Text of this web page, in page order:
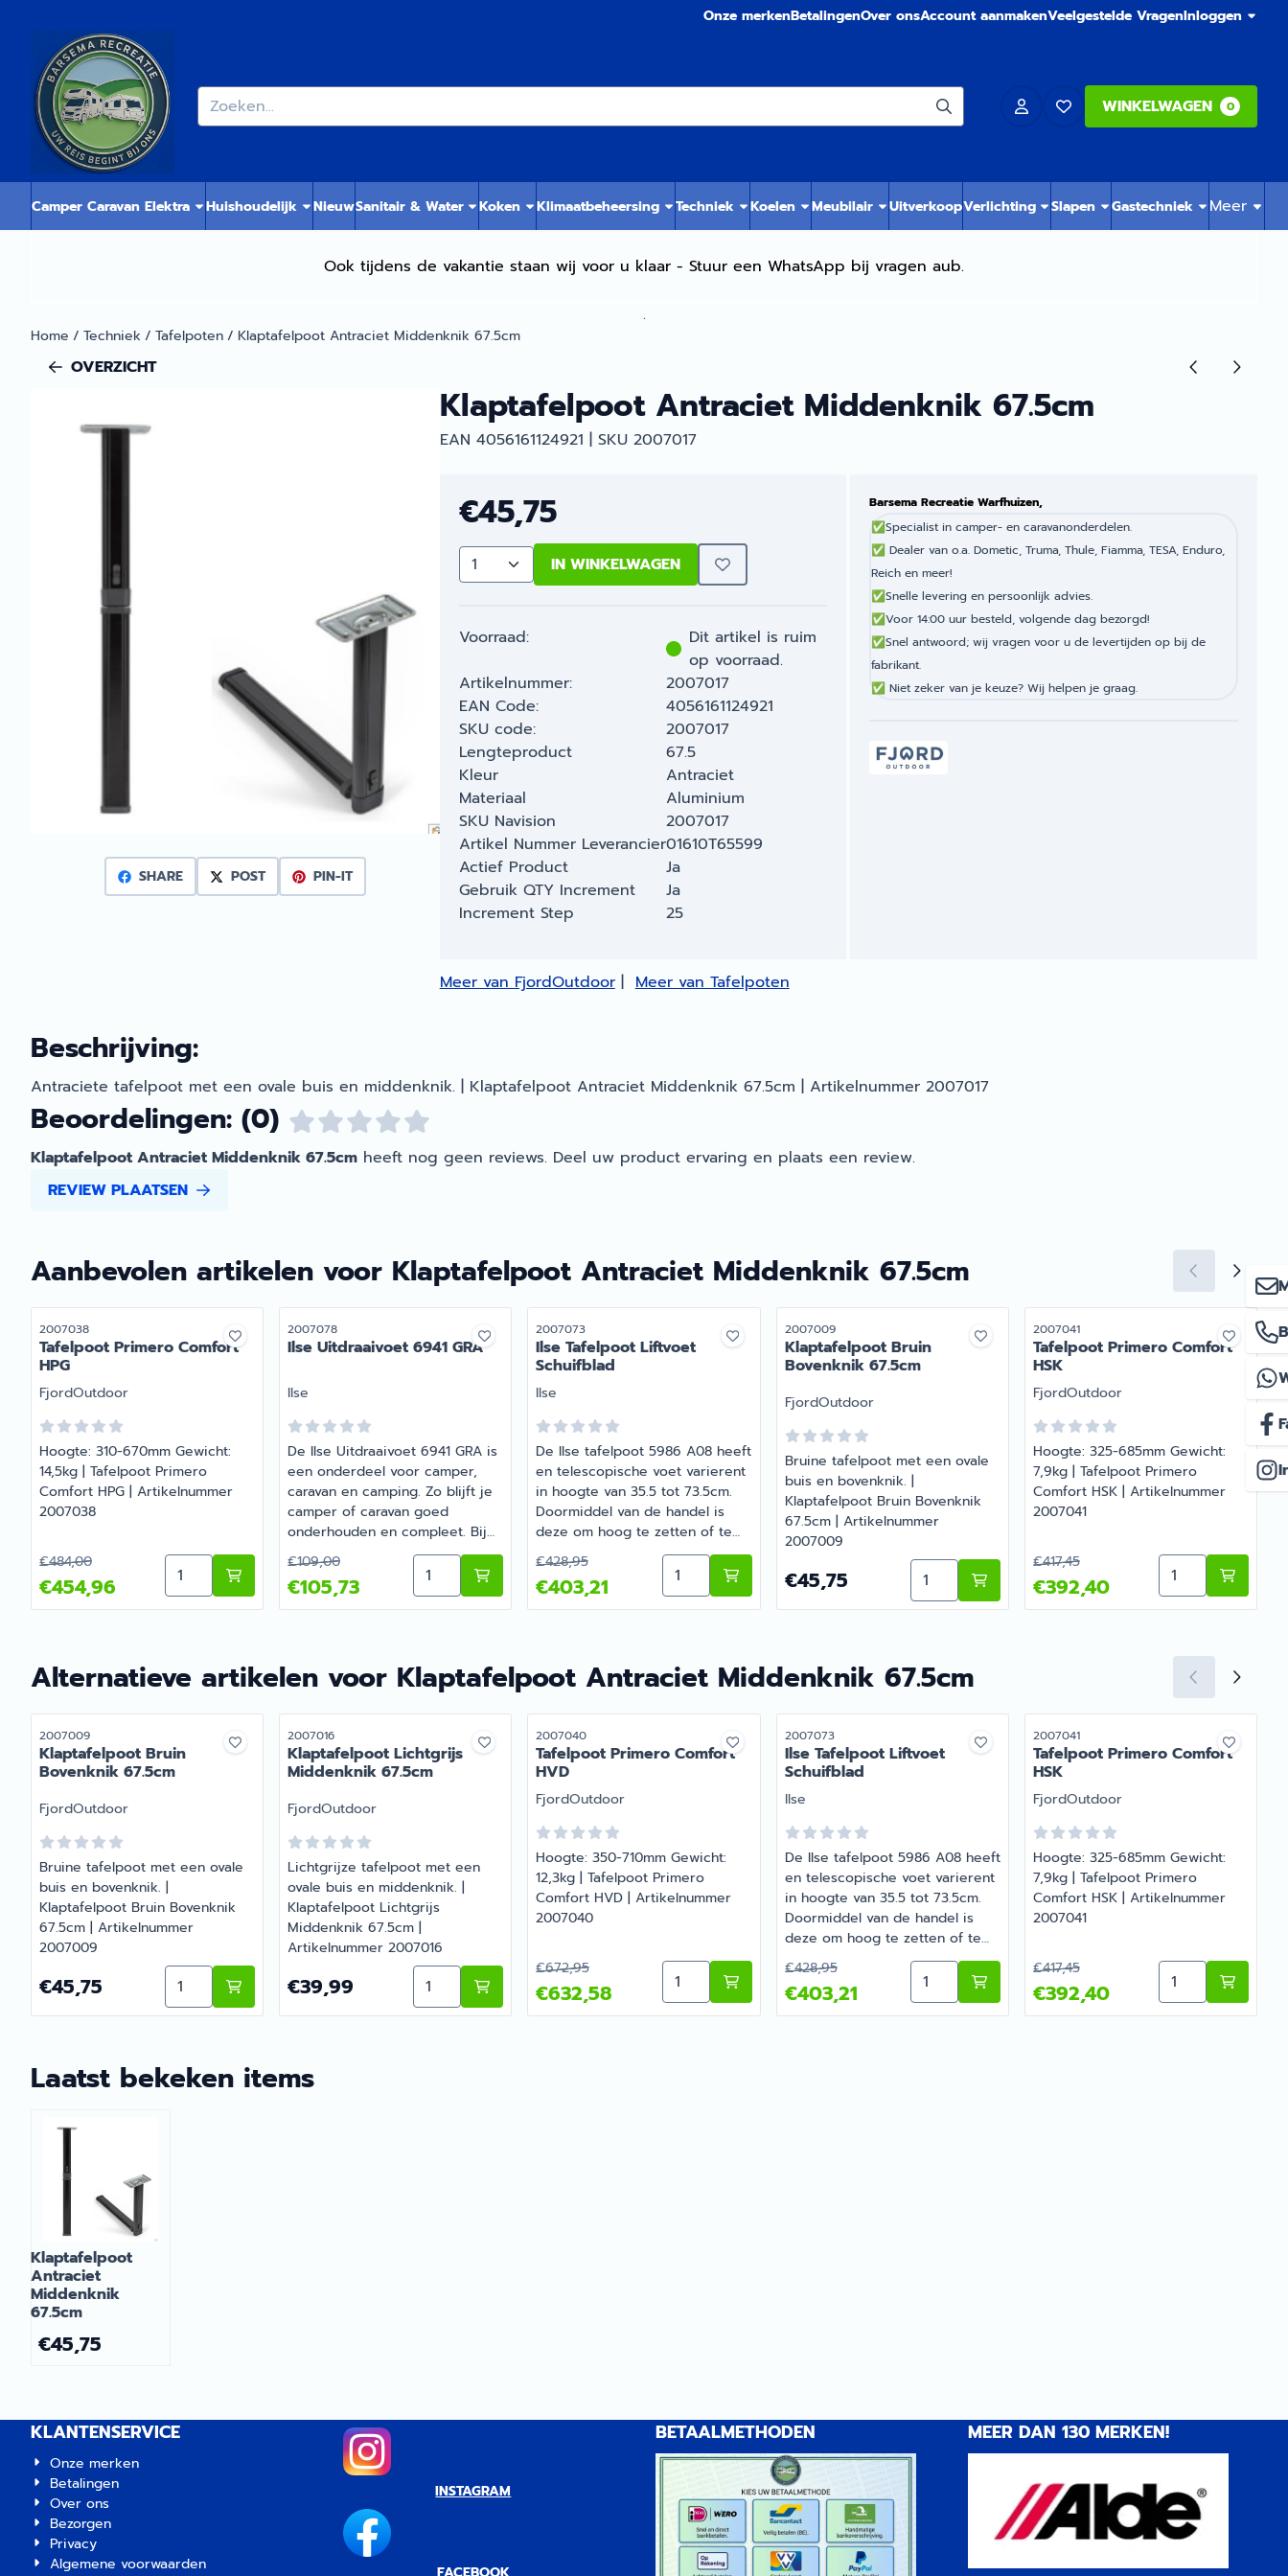
Onze merkenBetalingenOver onsAccount aanmakenVeelgestelde VragenInloggen
Zoeken WINKELWAGEN 0
Camper Caravan Elektra Huishoudelijk NieuwSanitair & Water Koken Klimaatbeheersing Techniek Koelen Meubilair UitverkoopVerlichting Slapen Gastechniek Meer
Ook tijdens de vakantie staan wij voor u klaar - Stuur een WhatsApp bij vragen aub.
.
Home / Techniek/ Tafelpoten/ Klaptafelpoot Antraciet Middenknik 67.5cm
OVERZICHT
SHARE POST PIN-IT
Klaptafelpoot Antraciet Middenknik 67.5cm
EAN 4056161124921 | SKU 2007017
€45,75
Aantal IN WINKELWAGEN
Voorraad:
Dit artikel is ruim
op voorraad.
Artikelnummer:
2007017
EAN Code:
4056161124921
SKU code:
2007017
Lengteproduct
67.5
Kleur
Antraciet
Materiaal
Aluminium
SKU Navision
2007017
Artikel Nummer Leverancier01610T65599
Actief Product
Ja
Gebruik QTY Increment
Ja
Increment Step
25
Barsema Recreatie Warfhuizen,
✅Specialist in camper- en caravanonderdelen.
✅Dealer van o.a. Dometic, Truma, Thule, Fiamma, TESA, Enduro,
Reich en meer!
✅Snelle levering en persoonlijk advies.
✅Voor 14:00 uur besteld, volgende dag bezorgd!
✅Snel antwoord; wij vragen voor u de levertijden op bij de
fabrikant.
✅Niet zeker van je keuze? Wij helpen je graag.
Meer van FjordOutdoor|Meer van Tafelpoten
Beschrijving:
Antraciete tafelpoot met een ovale buis en middenknik. | Klaptafelpoot Antraciet Middenknik 67.5cm | Artikelnummer 2007017
Beoordelingen: (0)
Klaptafelpoot Antraciet Middenknik 67.5cm heeft nog geen reviews. Deel uw product ervaring en plaats een review.
REVIEW PLAATSEN
Aanbevolen artikelen voor Klaptafelpoot Antraciet Middenknik 67.5cm
Artikelnummer
2007038
Tafelpoot Primero Comfort
HPG
Merk:
FjordOutdoor
Hoogte: 310-670mm Gewicht:
14,5kg | Tafelpoot Primero
Comfort HPG | Artikelnummer
2007038
Van 484,00 voor 454,96
€484,00
€454,96
Aantal kiezen voor Tafelpoot Primero Comfort HPG
Artikelnummer
2007078
Ilse Uitdraaivoet 6941 GRA
Merk:
Ilse
De Ilse Uitdraaivoet 6941 GRA is
een onderdeel voor camper,
caravan en camping. Zo blijft je
camper of caravan goed
onderhouden en compleet. Bij
Barsema Recreatie, specialist in
camper- en caravanonderdelen,
vind je het juiste artikel met
persoonlijk advies.
Van 109,00 voor 105,73
€109,00
€105,73
Aantal kiezen voor Ilse Uitdraaivoet 6941 GRA
Artikelnummer
2007073
Ilse Tafelpoot Liftvoet
Schuifblad
Merk:
Ilse
De Ilse tafelpoot 5986 A08 heeft
en telescopische voet varierent
in hoogte van 35.5 tot 73.5cm.
Doormiddel van de handel is
deze om hoog te zetten of te
laten zakken. Het frame voor het
tafelblad is verschuifbaar van
links naar rechts.
Van 428,95 voor 403,21
€428,95
€403,21
Aantal kiezen voor Ilse Tafelpoot Liftvoet Schuifblad
Artikelnummer
2007009
Klaptafelpoot Bruin
Bovenknik 67.5cm
Merk:
FjordOutdoor
Bruine tafelpoot met een ovale
buis en bovenknik. |
Klaptafelpoot Bruin Bovenknik
67.5cm | Artikelnummer
2007009
Prijs: 45,75
€45,75 Aantal kiezen voor Klaptafelpoot Bruin Bovenknik
Artikelnummer
2007041
Tafelpoot Primero Comfort
HSK
Merk:
FjordOutdoor
Hoogte: 325-685mm Gewicht:
7,9kg | Tafelpoot Primero
Comfort HSK | Artikelnummer
2007041
Van 417,45 voor 392,40
€417,45
€392,40
Aantal kiezen
Alternatieve artikelen voor Klaptafelpoot Antraciet Middenknik 67.5cm
Artikelnummer
2007009
Klaptafelpoot Bruin
Bovenknik 67.5cm
Merk:
FjordOutdoor
Bruine tafelpoot met een ovale
buis en bovenknik. |
Klaptafelpoot Bruin Bovenknik
67.5cm | Artikelnummer
2007009
Prijs: 45,75
€45,75 Aantal kiezen voor Klaptafelpoot Bruin Bovenknik 67.5cm
Artikelnummer
2007016
Klaptafelpoot Lichtgrijs
Middenknik 67.5cm
Merk:
FjordOutdoor
Lichtgrijze tafelpoot met een
ovale buis en middenknik. |
Klaptafelpoot Lichtgrijs
Middenknik 67.5cm |
Artikelnummer 2007016
Prijs: 39,99
€39,99 Aantal kiezen voor Klaptafelpoot Lichtgrijs Middenknik 67.5cm
Artikelnummer
2007040
Tafelpoot Primero Comfort
HVD
Merk:
FjordOutdoor
Hoogte: 350-710mm Gewicht:
12,3kg | Tafelpoot Primero
Comfort HVD | Artikelnummer
2007040
Van 672,95 voor 632,58
€672,95
€632,58
Aantal kiezen voor Tafelpoot Primero Comfort HVD
Artikelnummer
2007073
Ilse Tafelpoot Liftvoet
Schuifblad
Merk:
Ilse
De Ilse tafelpoot 5986 A08 heeft
en telescopische voet varierent
in hoogte van 35.5 tot 73.5cm.
Doormiddel van de handel is
deze om hoog te zetten of te
laten zakken. Het frame voor het
tafelblad is verschuifbaar van
links naar rechts.
Van 428,95 voor 403,21
€428,95
€403,21
Aantal kiezen voor Ilse Tafelpoot Liftvoet
Artikelnummer
2007041
Tafelpoot Primero Comfort
HSK
Merk:
FjordOutdoor
Hoogte: 325-685mm Gewicht:
7,9kg | Tafelpoot Primero
Comfort HSK | Artikelnummer
2007041
Van 417,45 voor 392,40
€417,45
€392,40
Aantal kiezen
Laatst bekeken items
Klaptafelpoot
Antraciet
Middenknik
67.5cm
€45,75
KLANTENSERVICE
Onze merken
Betalingen
Over ons
Bezorgen
Privacy
Algemene voorwaarden
INSTAGRAM
BETAALMETHODEN MEER DAN 130 MERKEN!